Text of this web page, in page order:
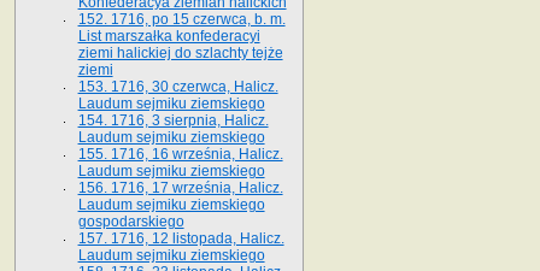
152. 1716, po 15 czerwca, b. m.
List marszałka konfederacyi
ziemi halickiej do szlachty tejże
ziemi
153. 1716, 30 czerwca, Halicz.
Laudum sejmiku ziemskiego
154. 1716, 3 sierpnia, Halicz.
Laudum sejmiku ziemskiego
155. 1716, 16 września, Halicz.
Laudum sejmiku ziemskiego
156. 1716, 17 września, Halicz.
Laudum sejmiku ziemskiego
gospodarskiego
157. 1716, 12 listopada, Halicz.
Laudum sejmiku ziemskiego